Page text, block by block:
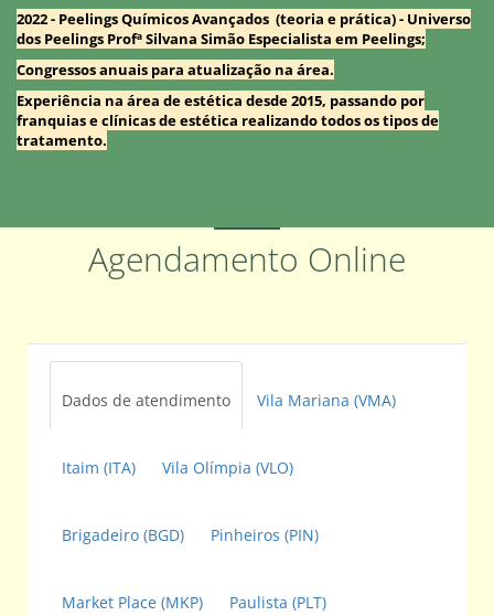
2022 - Peelings Químicos Avançados (teoria e prática) - Universo
dos Peelings Profª Silvana Simão Especialista em Peelings;
Congressos anuais para atualização na área.
Experiência na área de estética desde 2015, passando por
franquias e clínicas de estética realizando todos os tipos de
tratamento.
Agendamento Online
Dados de atendimento Vila Mariana (VMA)
Itaim (ITA) Vila Olímpia (VLO)
Brigadeiro (BGD) Pinheiros (PIN)
Market Place (MKP) Paulista (PLT)